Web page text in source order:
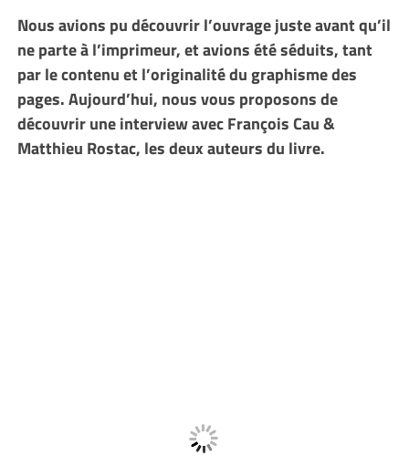
Nous avions pu découvrir l’ouvrage juste avant qu’il
ne parte à l’imprimeur, et avions été séduits, tant
par le contenu et l’originalité du graphisme des
pages.Aujourd’hui, nous vous proposons de
découvrir une interview avec François Cau &
Matthieu Rostac, les deux auteurs du livre.